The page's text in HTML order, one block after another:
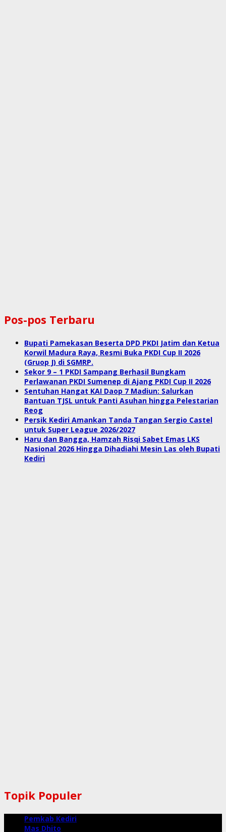
Pos-pos Terbaru
Bupati Pamekasan Beserta DPD PKDI Jatim dan Ketua
Korwil Madura Raya, Resmi Buka PKDI Cup II 2026
(Gruop J) di SGMRP.
Sekor 9 – 1 PKDI Sampang Berhasil Bungkam
Perlawanan PKDI Sumenep di Ajang PKDI Cup II 2026
Sentuhan Hangat KAI Daop 7 Madiun: Salurkan
Bantuan TJSL untuk Panti Asuhan hingga Pelestarian
Reog
Persik Kediri Amankan Tanda Tangan Sergio Castel
untuk Super League 2026/2027
Haru dan Bangga, Hamzah Risqi Sabet Emas LKS
Nasional 2026 Hingga Dihadiahi Mesin Las oleh Bupati
Kediri
Topik Populer
Pemkab Kediri
Mas Dhito